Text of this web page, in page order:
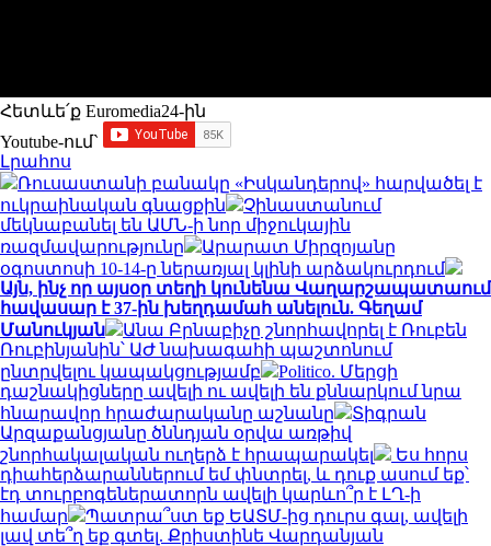
Հետևե՛ք Euromedia24-ին
Youtube-ում`
Լրահոս
Ռուսաստանի բանակը «Իսկանդերով» հարվածել է
ուկրաինական գնացքին
Չինաստանում
մեկնաբանել են ԱՄՆ-ի նոր միջուկային
ռազմավարությունը
Արարատ Միրզոյանը
օգոստոսի 10-14-ը ներառյալ կլինի արձակուրդում
Այն, ինչ որ այսօր տեղի կունենա Վաղարշապատաում
հավասար է 37-ին խեղդամահ անելուն. Գեղամ
Մանուկյան
Անա Բրնաբիչը շնորհավորել է Ռուբեն
Ռուբինյանին՝ ԱԺ նախագահի պաշտոնում
ընտրվելու կապակցությամբ
Politico. Մերցի
դաշնակիցները ավելի ու ավելի են քննարկում նրա
հնարավոր հրաժարականը աշնանը
Տիգրան
Արզաքանցյանը ծննդյան օրվա առթիվ
շնորհակալական ուղերձ է հրապարակել
Ես հորս
դիահերձարաններում եմ փնտրել, և դուք ասում եք՝
էդ տուրբոգեներատորն ավելի կարևո՞ր է ԼՂ-ի
համար
Պատրա՞ստ եք ԵԱՏՄ-ից դուրս գալ, ավելի
լավ տե՞ղ եք գտել. Քրիստինե Վարդանյան